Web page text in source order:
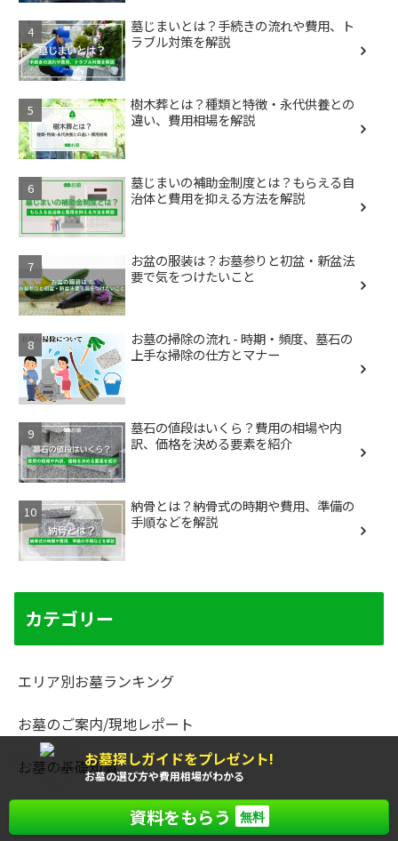
墓じまいとは？手続きの流れや費用、ト
ラブル対策を解説
樹木葬とは？種類と特徴・永代供養との
違い、費用相場を解説
墓じまいの補助金制度とは？もらえる自
治体と費用を抑える方法を解説
お盆の服装は？お墓参りと初盆・新盆法
要で気をつけたいこと
お墓の掃除の流れ - 時期・頻度、墓石の
上手な掃除の仕方とマナー
墓石の値段はいくら？費用の相場や内
訳、価格を決める要素を紹介
納骨とは？納骨式の時期や費用、準備の
手順などを解説
カテゴリー
エリア別お墓ランキング
お墓のご案内/現地レポート
お墓の基礎知識
お墓の探し方/選び方/建て方
もれなく
全員に お墓探しガイドをプレゼント!
お墓の選び方や費用相場がわかる
資料をもらう 無料